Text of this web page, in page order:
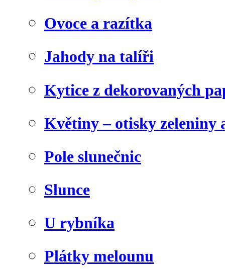
Ovoce a razítka
Jahody na talíři
Kytice z dekorovaných
Květiny – otisky zeleniny
Pole slunečnic
Slunce
U rybníka
Plátky melounu